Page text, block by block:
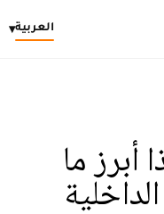
العربية▾
2021: هذا أبرز ما